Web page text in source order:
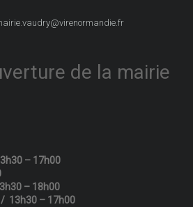
de la mairie
– 17h00
– 18h00
13h30 – 17h00